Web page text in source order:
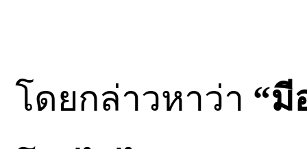
โดยกล่าวหาว่า “มี